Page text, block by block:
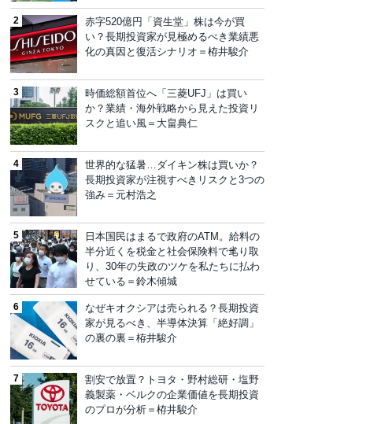
赤字520億円「資生堂」株は今が買
い？長期投資家が見極めるべき業績悪
化の真因と復活シナリオ＝栫井駿介
時価総額首位へ「三菱UFJ」は買い
か？業績・海外戦略から見えた投資リ
スクと追い風＝大畠典仁
世界的な猛暑…ダイキン株は買いか？
長期投資家が注視すべきリスクと3つの
強み＝元村浩之
日本国民はまるで政府のATM。給料の
半分近くを税金と社会保険料で毟り取
り、30年の失政のツケを私たちに払わ
せている＝鈴木傾城
なぜキオクシアは売られる？長期投資
家が見るべき、半導体決算「絶好調」
の裏の裏＝栫井駿介
割安で放置？トヨタ・野村総研・塩野
義製薬・ベルクの企業価値を長期投資
のプロが分析＝栫井駿介